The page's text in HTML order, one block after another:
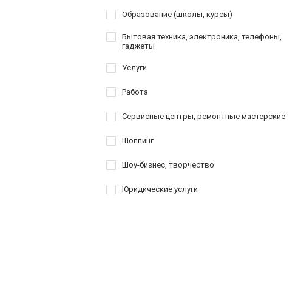
Образование (школы, курсы)
Бытовая техника, электроника, телефоны,
гаджеты
Услуги
Работа
Сервисные центры, ремонтные мастерские
Шоппинг
Шоу-бизнес, творчество
Юридические услуги